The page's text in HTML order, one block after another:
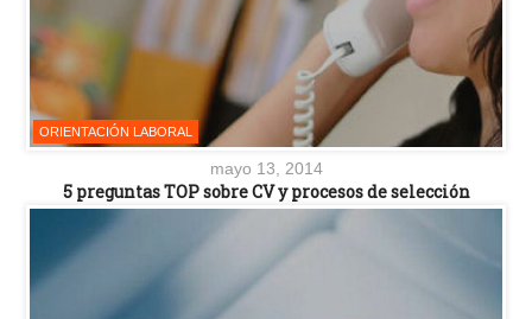
ORIENTACIÓN LABORAL
mayo 13, 2014
5 preguntas TOP sobre CV y procesos de selección